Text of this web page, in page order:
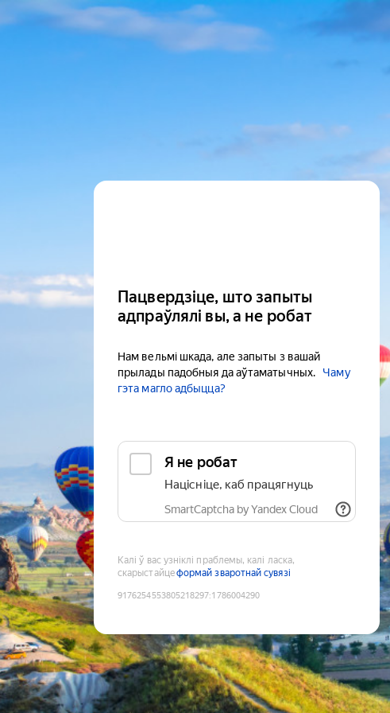
Пацвердзіце, што запыты
адпраўлялі вы, а не робат
Нам вельмі шкада, але запыты з вашай
прылады падобныя да аўтаматычных.
Чаму
гэта магло адбыцца?
Я не робат
Націсніце, каб працягнуць
SmartCaptcha by Yandex Cloud
Калі ў вас узніклі праблемы, калі ласка,
скарыстайцеформай зваротнай сувязі
9176254553805218297:1786004290